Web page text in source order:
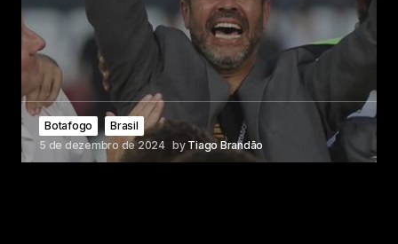
Botafogo
Brasil
5 de dezembro de 2024 by Tiago Brandão